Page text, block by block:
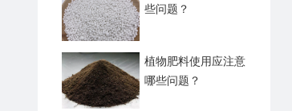
些问题？
植物肥料使用应注意
哪些问题？